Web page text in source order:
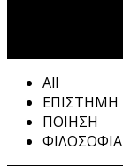
All
ΕΠΙΣΤΗΜΗ
ΠΟΙΗΣΗ
ΦΙΛΟΣΟΦΙΑ